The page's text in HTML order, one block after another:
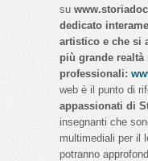
su
dedicato
artistico e che si
più grande
professionali:
web è il punto di
appassionati di
insegnanti che
multimediali per il
potranno